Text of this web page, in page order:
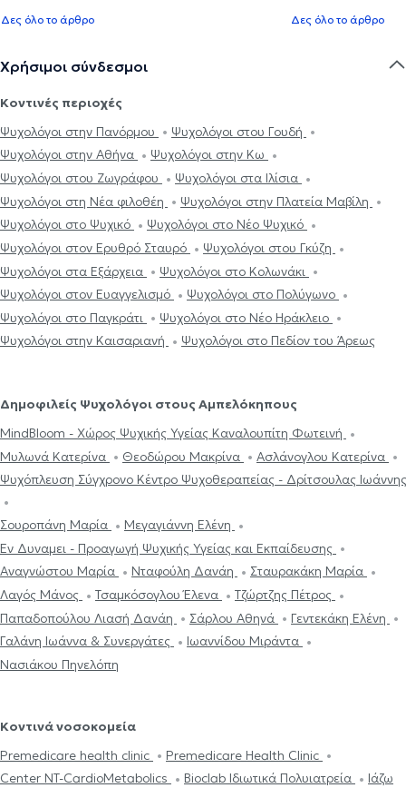
Δες όλο το άρθρο Δες όλο το άρθρο
Χρήσιμοι σύνδεσμοι
Κοντινές περιοχές
Ψυχολόγοι στην Πανόρμου
Ψυχολόγοι στου Γουδή
Ψυχολόγοι στην Αθήνα
Ψυχολόγοι στην Κω
Ψυχολόγοι στου Ζωγράφου
Ψυχολόγοι στα Ιλίσια
Ψυχολόγοι στη Νέα φιλοθέη
Ψυχολόγοι στην Πλατεία Μαβίλη
Ψυχολόγοι στο Ψυχικό
Ψυχολόγοι στο Νέο Ψυχικό
Ψυχολόγοι στον Ερυθρό Σταυρό
Ψυχολόγοι στου Γκύζη
Ψυχολόγοι στα Εξάρχεια
Ψυχολόγοι στο Κολωνάκι
Ψυχολόγοι στον Ευαγγελισμό
Ψυχολόγοι στο Πολύγωνο
Ψυχολόγοι στο Παγκράτι
Ψυχολόγοι στο Νέο Ηράκλειο
Ψυχολόγοι στην Καισαριανή
Ψυχολόγοι στο Πεδίον του Άρεως
Δημοφιλείς Ψυχολόγοι στους Αμπελόκηπους
MindBloom - Χώρος Ψυχικής Υγείας Καναλουπίτη Φωτεινή
Μυλωνά Κατερίνα
Θεοδώρου Μακρίνα
Ασλάνογλου Κατερίνα
Ψυχόπλευση Σύγχρονο Κέντρο Ψυχοθεραπείας - Δρίτσουλας Ιωάννης
Σουροπάνη Μαρία
Μεγαγιάννη Ελένη
Εν Δυναμει - Προαγωγή Ψυχικής Υγείας και Εκπαίδευσης
Αναγνώστου Μαρία
Νταφούλη Δανάη
Σταυρακάκη Μαρία
Λαγός Μάνος
Τσαμκόσογλου Έλενα
Τζώρτζης Πέτρος
Παπαδοπούλου Λιασή Δανάη
Σάρλου Αθηνά
Γεντεκάκη Ελένη
Γαλάνη Ιωάννα & Συνεργάτες
Ιωαννίδου Μιράντα
Νασιάκου Πηνελόπη
Κοντινά νοσοκομεία
Premedicare health clinic
Premedicare Health Clinic
Center NT-CardioMetabolics
Bioclab Ιδιωτικά Πολυιατρεία Ιάζω